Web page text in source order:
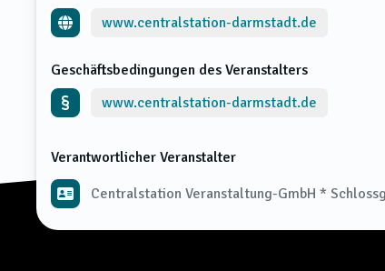
www.centralstation-darmstadt.de
Geschäftsbedingungen des Veranstalters
www.centralstation-darmstadt.de
Verantwortlicher Veranstalter
Centralstation Veranstaltung-GmbH *